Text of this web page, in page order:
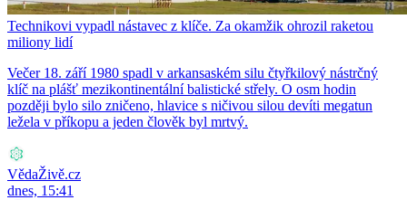
Technikovi vypadl nástavec z klíče. Za okamžik ohrozil raketou
miliony lidí
Večer 18. září 1980 spadl v arkansaském silu čtyřkilový nástrčný
klíč na plášť mezikontinentální balistické střely. O osm hodin
později bylo silo zničeno, hlavice s ničivou silou devíti megatun
ležela v příkopu a jeden člověk byl mrtvý.
VědaŽivě.cz
dnes, 15:41